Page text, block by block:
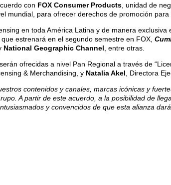
con FOX Consumer Products , unidad de
mundial, para ofrecer derechos de promoción
en toda América Latina y de manera
estrenará en el segundo semestre en FOX,
National Geographic Channel , entre otras.
ofrecidas a nivel Pan Regional a través de
& Merchandising, y Natalia Akel , Directora
contenidos y canales, marcas icónicas y
A partir de este acuerdo, a la posibilidad de
y convencidos de que esta alianza